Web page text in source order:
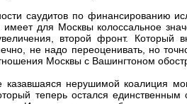
саудитов по финансированию
для Москвы колоссальное
второй фронт.
не надо переоценивать, но
Москвы с Вашингтоном
нерушимой коалиция
теперь остался